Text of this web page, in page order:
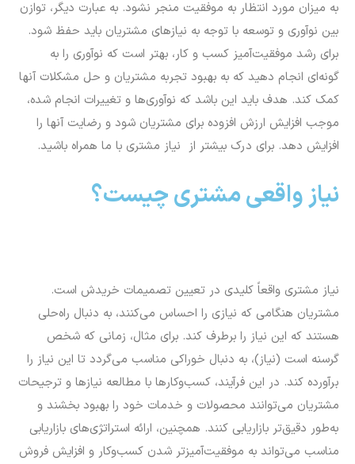
به میزان مورد انتظار به موفقیت منجر نشود. به عبارت دیگر، توازن
بین نوآوری و توسعه با توجه به نیازهای مشتریان باید حفظ شود.
برای رشد موفقیت‌آمیز کسب و کار، بهتر است که نوآوری را به
گونه‌ای انجام دهید که به بهبود تجربه مشتریان و حل مشکلات آنها
کمک کند. هدف باید این باشد که نوآوری‌ها و تغییرات انجام شده،
موجب افزایش ارزش افزوده برای مشتریان شود و رضایت آنها را
افزایش دهد. برای درک بیشتر از نیاز مشتری با ما همراه باشید.
نیاز واقعی مشتری چیست؟
نیاز مشتری واقعاً کلیدی در تعیین تصمیمات خریدش است.
مشتریان هنگامی که نیازی را احساس می‌کنند، به دنبال راه‌حلی
هستند که این نیاز را برطرف کند. برای مثال، زمانی که شخص
گرسنه است (نیاز)، به دنبال خوراکی مناسب می‌گردد تا این نیاز را
برآورده کند. در این فرآیند، کسب‌وکارها با مطالعه نیازها و ترجیحات
مشتریان می‌توانند محصولات و خدمات خود را بهبود بخشند و
به‌طور دقیق‌تر بازاریابی کنند. همچنین، ارائه استراتژی‌های بازاریابی
مناسب می‌تواند به موفقیت‌آمیزتر شدن کسب‌وکار و افزایش فروش